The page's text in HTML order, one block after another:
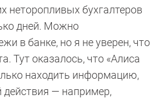
бухгалтеров
дней. Можно
в банке, но я не уверен, что
Тут оказалось, что «Алиса
находить информацию,
действия — например,